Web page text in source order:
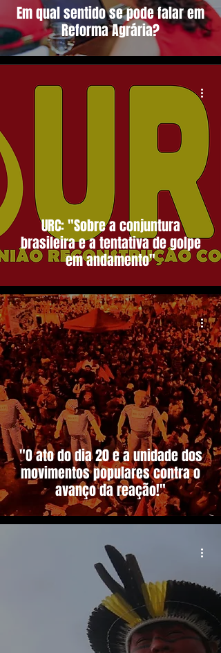
Em qual sentido se pode falar em
Reforma Agrária?
URC: "Sobre a conjuntura
brasileira e a tentativa de golpe
em andamento"
"O ato do dia 20 e a unidade dos
movimentos populares contra o
avanço da reação!"